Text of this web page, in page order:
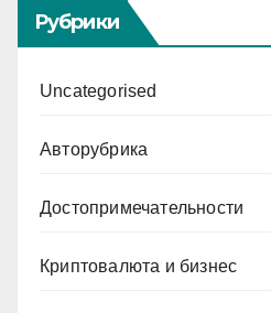
Рубрики
Uncategorised
Авторубрика
Достопримечательности
Криптовалюта и бизнес